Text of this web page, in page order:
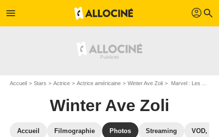
menu profil search
Accueil Stars Actrice Actrice américaine Winter Ave Zoli Marvel : Les Agents du S.H.I.E.L.D. : Photo Clark Gregg, Winter Ave Zoli
Winter Ave Zoli
Accueil Filmographie Photos Streaming VOD,